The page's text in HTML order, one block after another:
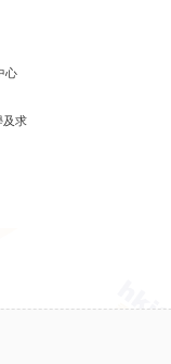
心
及求